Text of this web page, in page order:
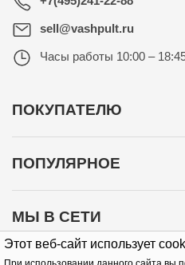
Этот веб-сайт использует
sell@vashpult.ru
Часы работы 10:00 –
ПОКУПАТЕЛЮ
ПОПУЛЯРНОЕ
МЫ В СЕТИ